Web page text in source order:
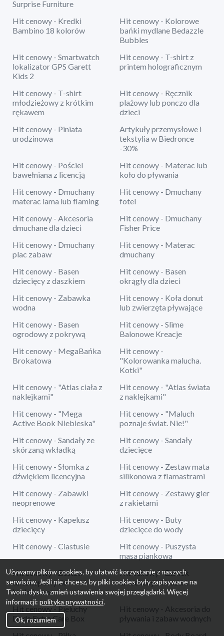
Surprise Furniture
Hit cenowy - Kredki
Bambino 18 kolorów
Hit cenowy - Kolorowe
bańki mydlane Bedazzle
Bubbles
Hit cenowy - Smartwatch
lokalizator GPS Garett
Kids 2
Hit cenowy - T-shirt z
printem holograficznym
Hit cenowy - T-shirt
młodzieżowy z krótkim
rękawem
Hit cenowy - Ręcznik
plażowy lub ponczo dla
dzieci
Hit cenowy - Piniata
urodzinowa
Artykuły przemysłowe i
tekstylia w Biedronce
-30%
Hit cenowy - Pościel
bawełniana z licencją
Hit cenowy - Materac lub
koło do pływania
Hit cenowy - Dmuchany
materac lama lub flaming
Hit cenowy - Dmuchany
fotel
Hit cenowy - Akcesoria
dmuchane dla dzieci
Hit cenowy - Dmuchany
Fisher Price
Hit cenowy - Dmuchany
plac zabaw
Hit cenowy - Materac
dmuchany
Hit cenowy - Basen
dziecięcy z daszkiem
Hit cenowy - Basen
okrągły dla dzieci
Hit cenowy - Zabawka
wodna
Hit cenowy - Koła donut
lub zwierzęta pływające
Hit cenowy - Basen
ogrodowy z pokrywą
Hit cenowy - Slime
Balonowe Kreacje
Hit cenowy - MegaBańka
Brokatowa
Hit cenowy -
"Kolorowanka malucha.
Kotki"
Hit cenowy - "Atlas ciała z
naklejkami"
Hit cenowy - "Atlas świata
z naklejkami"
Hit cenowy - "Mega
Active Book Niebieska"
Hit cenowy - "Maluch
poznaje świat. Nie!"
Hit cenowy - Sandały ze
skórzaną wkładką
Hit cenowy - Sandały
dziecięce
Hit cenowy - Słomka z
dźwiękiem licencyjna
Hit cenowy - Zestaw mata
silikonowa z flamastrami
Hit cenowy - Zabawki
neoprenowe
Hit cenowy - Zestawy gier
z rakietami
Hit cenowy - Kapelusz
dziecięcy
Hit cenowy - Buty
dziecięce do wody
Hit cenowy - Ciastusie
Hit cenowy - Puszysta
masa piankowa
Hit cenowy - Zestaw
teleskopowy do
badmintona
Hit cenowy - Zamek
dmuchany z koszem
Hit cenowy - Pieluchy
Dada Extra Care Box
Hit cenowy - Akcesoria do
pływania i zabaw wodnych
Używamy plików cookies, by ułatwić korzystanie z naszych
serwisów. Jeśli nie chcesz, by pliki cookies były zapisywane na
Twoim dysku, zmień ustawienia swojej przeglądarki. Więcej
informacji: polityka prywatności.
Ok, rozumiem